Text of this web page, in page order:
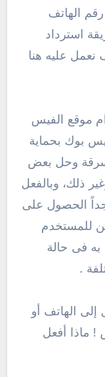
الهاتف
استرداد
عليه هنا
موقع الفيس
بوك بحماية
وحل بعض
ذلك، وبالفعل
الحصول على
للمستخدم
فى حالة
.
إلى الهاتف أو
ماذا أفعل